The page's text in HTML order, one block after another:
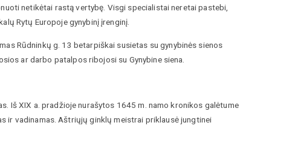
netikėtai rastą vertybę. Visgi specialistai neretai pastebi,
Rytų Europoje gynybinį įrenginį.
Rūdninkų g. 13 betarpiškai susietas su gynybinės sienos
ar darbo patalpos ribojosi su Gynybine siena.
Iš XIX a. pradžioje nurašytos 1645 m. namo kronikos galėtume
ir vadinamas. Aštriųjų ginklų meistrai priklausė jungtinei